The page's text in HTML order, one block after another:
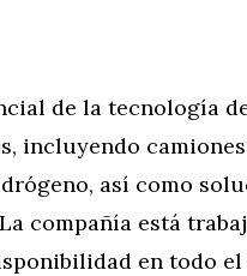
de la tecnología
incluyendo
así como
compañía está
en todo el